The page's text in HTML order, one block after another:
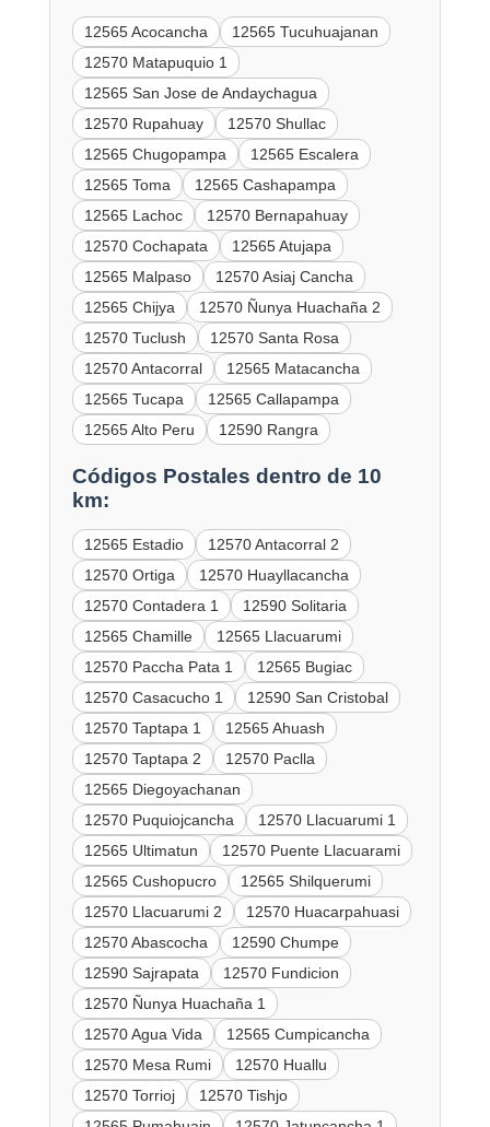
12565 Acocancha
12565 Tucuhuajanan
12570 Matapuquio 1
12565 San Jose de Andaychagua
12570 Rupahuay
12570 Shullac
12565 Chugopampa
12565 Escalera
12565 Toma
12565 Cashapampa
12565 Lachoc
12570 Bernapahuay
12570 Cochapata
12565 Atujapa
12565 Malpaso
12570 Asiaj Cancha
12565 Chijya
12570 Ñunya Huachaña 2
12570 Tuclush
12570 Santa Rosa
12570 Antacorral
12565 Matacancha
12565 Tucapa
12565 Callapampa
12565 Alto Peru
12590 Rangra
Códigos Postales dentro de 10
km:
12565 Estadio
12570 Antacorral 2
12570 Ortiga
12570 Huayllacancha
12570 Contadera 1
12590 Solitaria
12565 Chamille
12565 Llacuarumi
12570 Paccha Pata 1
12565 Bugiac
12570 Casacucho 1
12590 San Cristobal
12570 Taptapa 1
12565 Ahuash
12570 Taptapa 2
12570 Paclla
12565 Diegoyachanan
12570 Puquiojcancha
12570 Llacuarumi 1
12565 Ultimatun
12570 Puente Llacuarami
12565 Cushopucro
12565 Shilquerumi
12570 Llacuarumi 2
12570 Huacarpahuasi
12570 Abascocha
12590 Chumpe
12590 Sajrapata
12570 Fundicion
12570 Ñunya Huachaña 1
12570 Agua Vida
12565 Cumpicancha
12570 Mesa Rumi
12570 Huallu
12570 Torrioj
12570 Tishjo